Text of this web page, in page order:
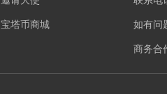
宝塔币商城 如有问
商务合